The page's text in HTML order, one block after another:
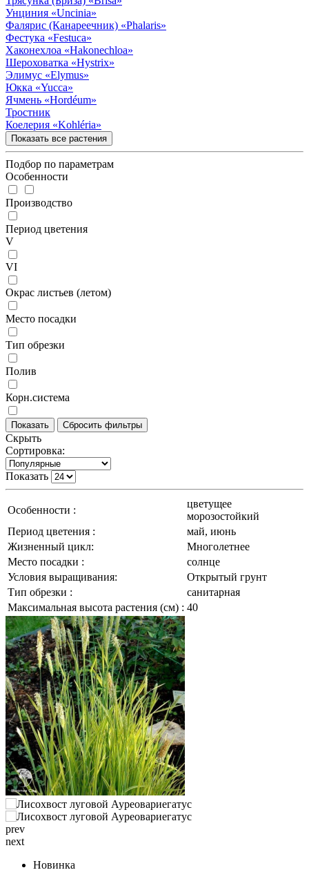
Унциния «Uncinia»
Фалярис (Канареечник) «Phalaris»
Фестука «Festuca»
Хаконехлоа «Hakonechloa»
Шероховатка «Hystrix»
Элимус «Elymus»
Юкка «Yucca»
Ячмень «Hordéum»
Тростник
Коелерия «Kohléria»
Показать все растения
Подбор по параметрам
Особенности
Производство
Период цветения
V
VI
Окрас листьев (летом)
Место посадки
Тип обрезки
Полив
Корн.система
Скрыть
Сортировка:
Показать
Особенности :
цветущее
морозостойкий
Период цветения :
май, июнь
Жизненный цикл:
Многолетнее
Место посадки :
солнце
Условия выращивания:
Открытый грунт
Тип обрезки :
санитарная
Максимальная высота растения (см) : 40
prev
next
Новинка